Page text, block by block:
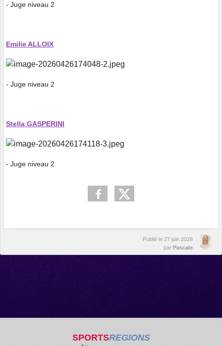
- Juge niveau 2
Emilie ALLOIX
- Juge niveau 2
Stella GASPERINI
- Juge niveau 2
Publié le 27 juin 2026
par Pascale
SPORTSREGIONS